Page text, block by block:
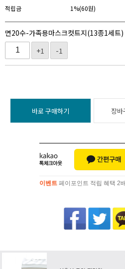
적립금 1%(60원)
면20수-가족용마스크컷트지(13종1세트)
+1
-1
바로 구매하기 장바
이벤트 페이포인트 적립 혜택 2